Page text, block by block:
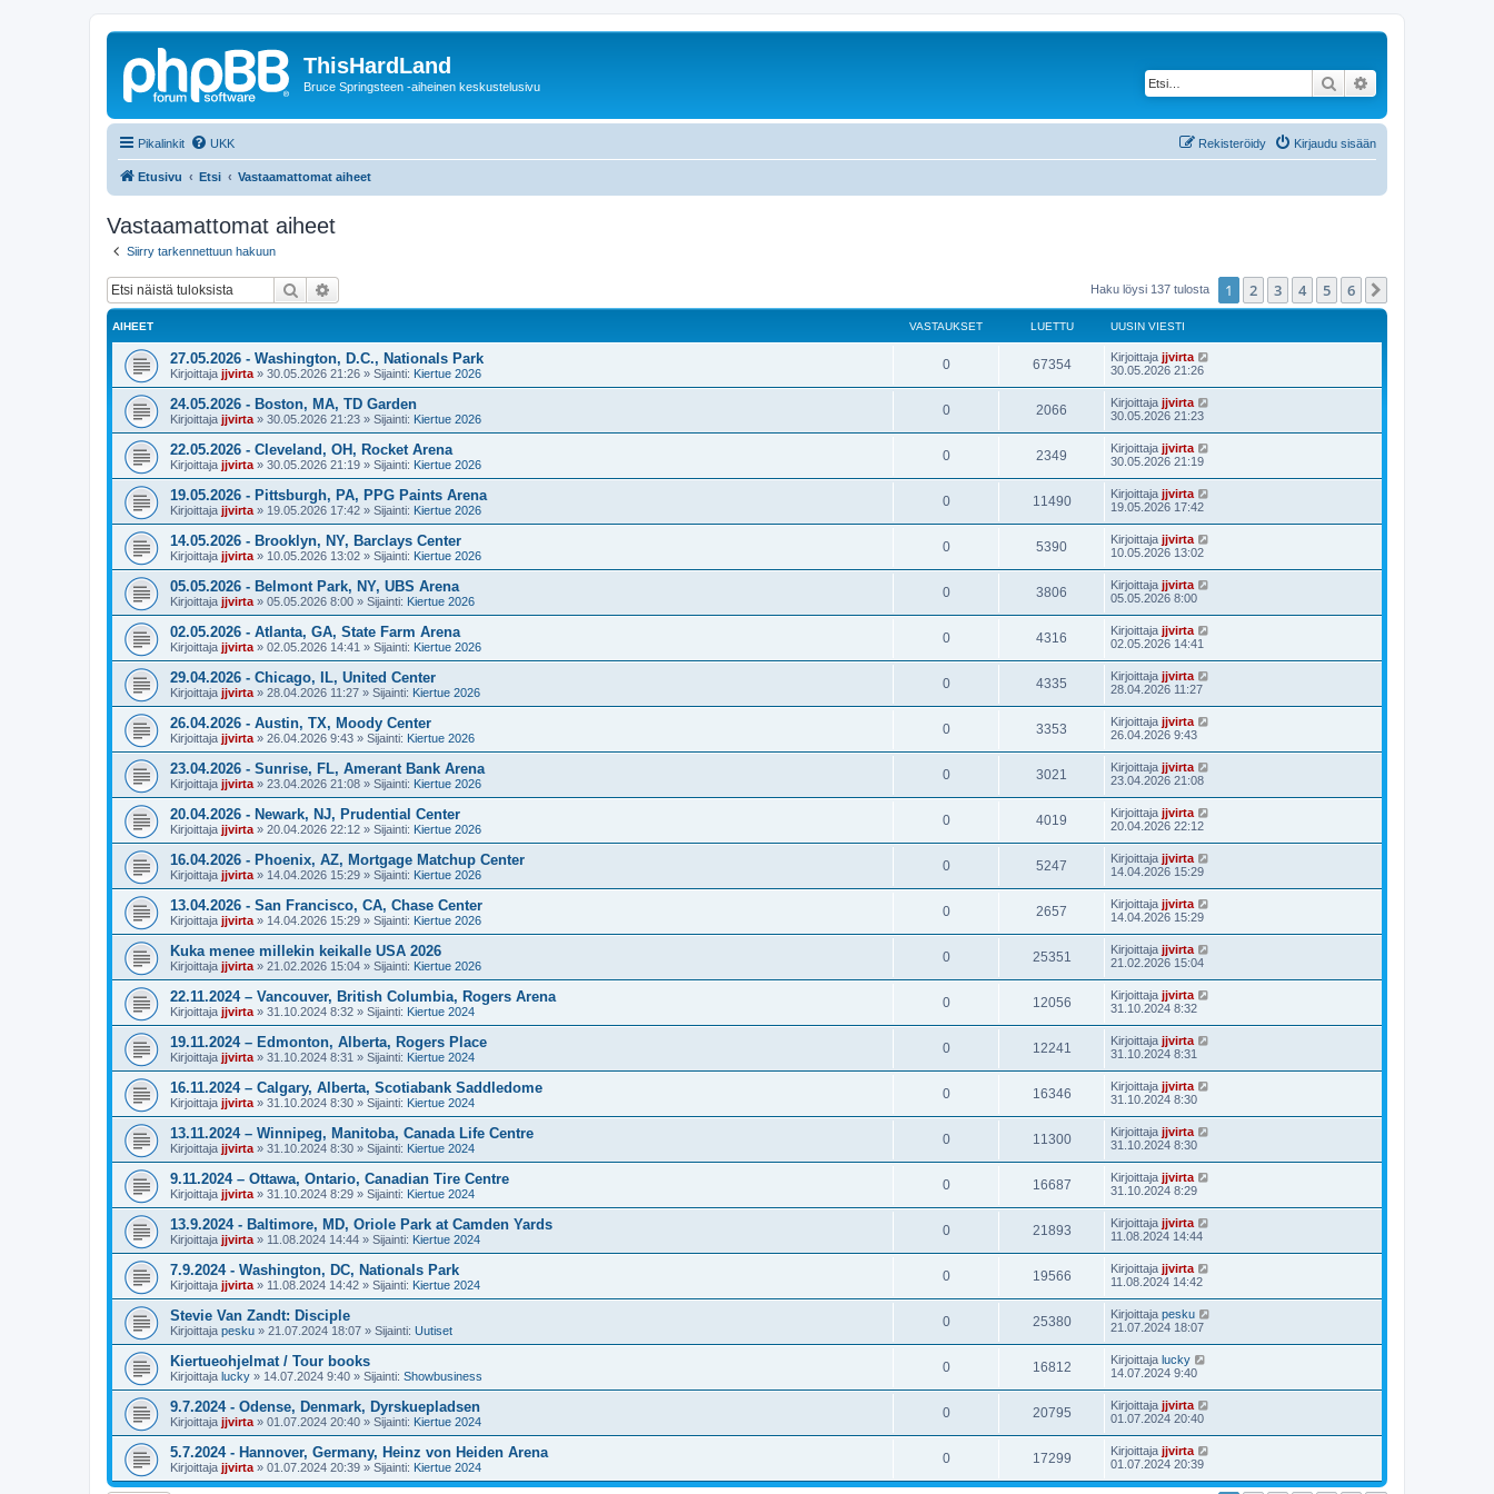
ThisHardLand
Bruce Springsteen -aiheinen keskustelusivu Etsi
Pikalinkit UKK Kirjaudu sisään
Rekisteröidy
Etusivu Etsi Vastaamattomat aiheet
Vastaamattomat aiheet
Siirry tarkennettuun hakuun
Etsi Haku löysi 137 tulosta 1 2 3 4 5 6
AIHEET VASTAUKSET LUETTU UUSIN VIESTI
27.05.2026 - Washington, D.C., Nationals Park
Kirjoittaja jjvirta » 30.05.2026 21:26 » Sijainti: Kiertue 2026
0 67354 Kirjoittaja jjvirta
30.05.2026 21:26
24.05.2026 - Boston, MA, TD Garden
Kirjoittaja jjvirta » 30.05.2026 21:23 » Sijainti: Kiertue 2026
0 2066 Kirjoittaja jjvirta
30.05.2026 21:23
22.05.2026 - Cleveland, OH, Rocket Arena
Kirjoittaja jjvirta » 30.05.2026 21:19 » Sijainti: Kiertue 2026
0 2349 Kirjoittaja jjvirta
30.05.2026 21:19
19.05.2026 - Pittsburgh, PA, PPG Paints Arena
Kirjoittaja jjvirta » 19.05.2026 17:42 » Sijainti: Kiertue 2026
0 11490 Kirjoittaja jjvirta
19.05.2026 17:42
14.05.2026 - Brooklyn, NY, Barclays Center
Kirjoittaja jjvirta » 10.05.2026 13:02 » Sijainti: Kiertue 2026
0 5390 Kirjoittaja jjvirta
10.05.2026 13:02
05.05.2026 - Belmont Park, NY, UBS Arena
Kirjoittaja jjvirta » 05.05.2026 8:00 » Sijainti: Kiertue 2026
0 3806 Kirjoittaja jjvirta
05.05.2026 8:00
02.05.2026 - Atlanta, GA, State Farm Arena
Kirjoittaja jjvirta » 02.05.2026 14:41 » Sijainti: Kiertue 2026
0 4316 Kirjoittaja jjvirta
02.05.2026 14:41
29.04.2026 - Chicago, IL, United Center
Kirjoittaja jjvirta » 28.04.2026 11:27 » Sijainti: Kiertue 2026
0 4335 Kirjoittaja jjvirta
28.04.2026 11:27
26.04.2026 - Austin, TX, Moody Center
Kirjoittaja jjvirta » 26.04.2026 9:43 » Sijainti: Kiertue 2026
0 3353 Kirjoittaja jjvirta
26.04.2026 9:43
23.04.2026 - Sunrise, FL, Amerant Bank Arena
Kirjoittaja jjvirta » 23.04.2026 21:08 » Sijainti: Kiertue 2026
0 3021 Kirjoittaja jjvirta
23.04.2026 21:08
20.04.2026 - Newark, NJ, Prudential Center
Kirjoittaja jjvirta » 20.04.2026 22:12 » Sijainti: Kiertue 2026
0 4019 Kirjoittaja jjvirta
20.04.2026 22:12
16.04.2026 - Phoenix, AZ, Mortgage Matchup Center
Kirjoittaja jjvirta » 14.04.2026 15:29 » Sijainti: Kiertue 2026
0 5247 Kirjoittaja jjvirta
14.04.2026 15:29
13.04.2026 - San Francisco, CA, Chase Center
Kirjoittaja jjvirta » 14.04.2026 15:29 » Sijainti: Kiertue 2026
0 2657 Kirjoittaja jjvirta
14.04.2026 15:29
Kuka menee millekin keikalle USA 2026
Kirjoittaja jjvirta » 21.02.2026 15:04 » Sijainti: Kiertue 2026
0 25351 Kirjoittaja jjvirta
21.02.2026 15:04
22.11.2024 – Vancouver, British Columbia, Rogers Arena
Kirjoittaja jjvirta » 31.10.2024 8:32 » Sijainti: Kiertue 2024
0 12056 Kirjoittaja jjvirta
31.10.2024 8:32
19.11.2024 – Edmonton, Alberta, Rogers Place
Kirjoittaja jjvirta » 31.10.2024 8:31 » Sijainti: Kiertue 2024
0 12241 Kirjoittaja jjvirta
31.10.2024 8:31
16.11.2024 – Calgary, Alberta, Scotiabank Saddledome
Kirjoittaja jjvirta » 31.10.2024 8:30 » Sijainti: Kiertue 2024
0 16346 Kirjoittaja jjvirta
31.10.2024 8:30
13.11.2024 – Winnipeg, Manitoba, Canada Life Centre
Kirjoittaja jjvirta » 31.10.2024 8:30 » Sijainti: Kiertue 2024
0 11300 Kirjoittaja jjvirta
31.10.2024 8:30
9.11.2024 – Ottawa, Ontario, Canadian Tire Centre
Kirjoittaja jjvirta » 31.10.2024 8:29 » Sijainti: Kiertue 2024
0 16687 Kirjoittaja jjvirta
31.10.2024 8:29
13.9.2024 - Baltimore, MD, Oriole Park at Camden Yards
Kirjoittaja jjvirta » 11.08.2024 14:44 » Sijainti: Kiertue 2024
0 21893 Kirjoittaja jjvirta
11.08.2024 14:44
7.9.2024 - Washington, DC, Nationals Park
Kirjoittaja jjvirta » 11.08.2024 14:42 » Sijainti: Kiertue 2024
0 19566 Kirjoittaja jjvirta
11.08.2024 14:42
Stevie Van Zandt: Disciple
Kirjoittaja pesku » 21.07.2024 18:07 » Sijainti: Uutiset
0 25380 Kirjoittaja pesku
21.07.2024 18:07
Kiertueohjelmat / Tour books
Kirjoittaja lucky » 14.07.2024 9:40 » Sijainti: Showbusiness
0 16812 Kirjoittaja lucky
14.07.2024 9:40
9.7.2024 - Odense, Denmark, Dyrskuepladsen
Kirjoittaja jjvirta » 01.07.2024 20:40 » Sijainti: Kiertue 2024
0 20795 Kirjoittaja jjvirta
01.07.2024 20:40
5.7.2024 - Hannover, Germany, Heinz von Heiden Arena
Kirjoittaja jjvirta » 01.07.2024 20:39 » Sijainti: Kiertue 2024
0 17299 Kirjoittaja jjvirta
01.07.2024 20:39